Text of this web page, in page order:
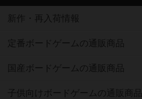
新作・再入荷情報
定番ボードゲームの通販商品
国産ボードゲームの通販商品
子供向けボードゲームの通販商品